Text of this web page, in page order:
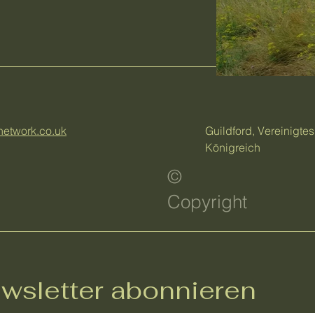
Guildford, Vereinigtes
Königreich
©
Copyright
abonnieren